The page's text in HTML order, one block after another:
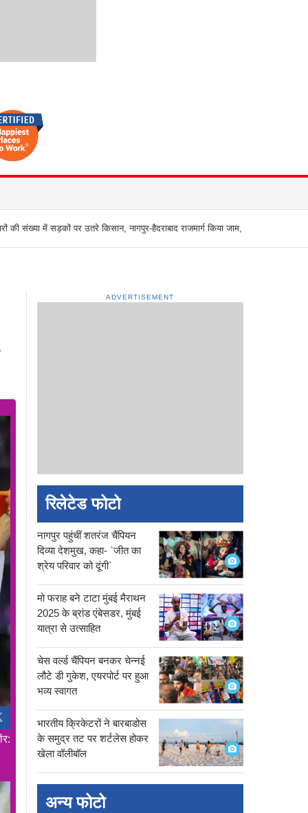
नागपुर-हैदराबाद राजमार्ग किया जाम, बच्चू कडू बोले `अब आर-पार की
ADVERTISEMENT
रिलेटेड फोटो
नागपुर पहुंचीं शतरंज चैंपियन
दिव्या देशमुख, कहा- `जीत का
श्रेय परिवार को दूंगी`
मो फराह बने टाटा मुंबई मैराथन
2025 के ब्रांड एंबेसडर, मुंबई
यात्रा से उत्साहित
चेस वर्ल्ड चैंपियन बनकर चेन्नई
लौटे डी गुकेश, एयरपोर्ट पर हुआ
भव्य स्वागत
भारतीय क्रिकेटरों ने बारबाडोस
के समुद्र तट पर शर्टलेस होकर
खेला वॉलीबॉल
अन्य फोटो